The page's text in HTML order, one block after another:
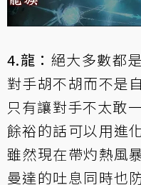
4.龍： 絕大多數都
對手胡不胡而不是
只有讓對手不太敢
餘裕的話可以用進
雖然現在帶灼熱風
曼達的吐息同時也